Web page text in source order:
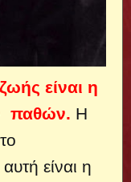
είναι η
παθών. Η
είναι η